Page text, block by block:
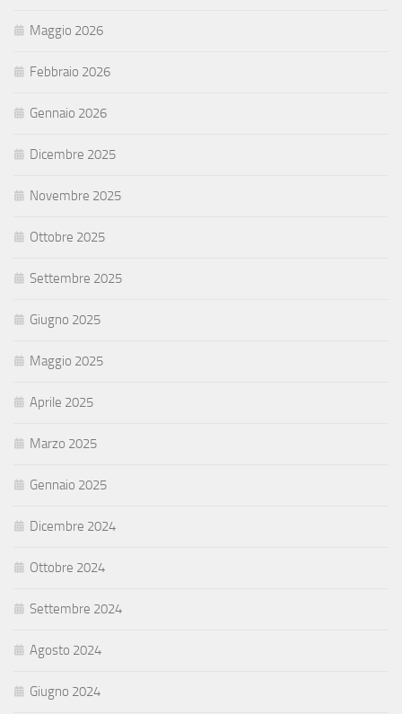
Maggio 2026
Febbraio 2026
Gennaio 2026
Dicembre 2025
Novembre 2025
Ottobre 2025
Settembre 2025
Giugno 2025
Maggio 2025
Aprile 2025
Marzo 2025
Gennaio 2025
Dicembre 2024
Ottobre 2024
Settembre 2024
Agosto 2024
Giugno 2024